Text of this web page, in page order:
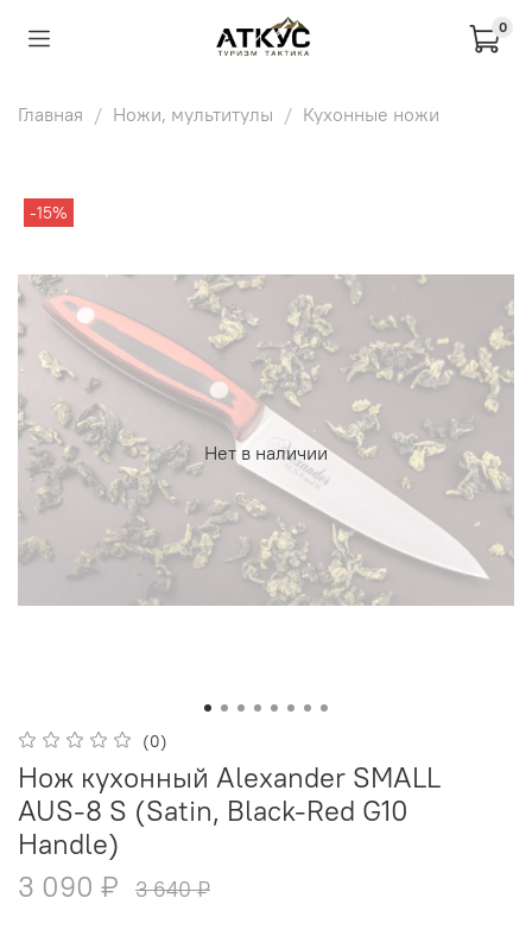
0
Главная Ножи, мультитулы Кухонные ножи
Нет в наличии
-15%
(0)
Нож кухонный Alexander SMALL
AUS-8 S (Satin, Black-Red G10
Handle)
3 090 ₽
3 640 ₽